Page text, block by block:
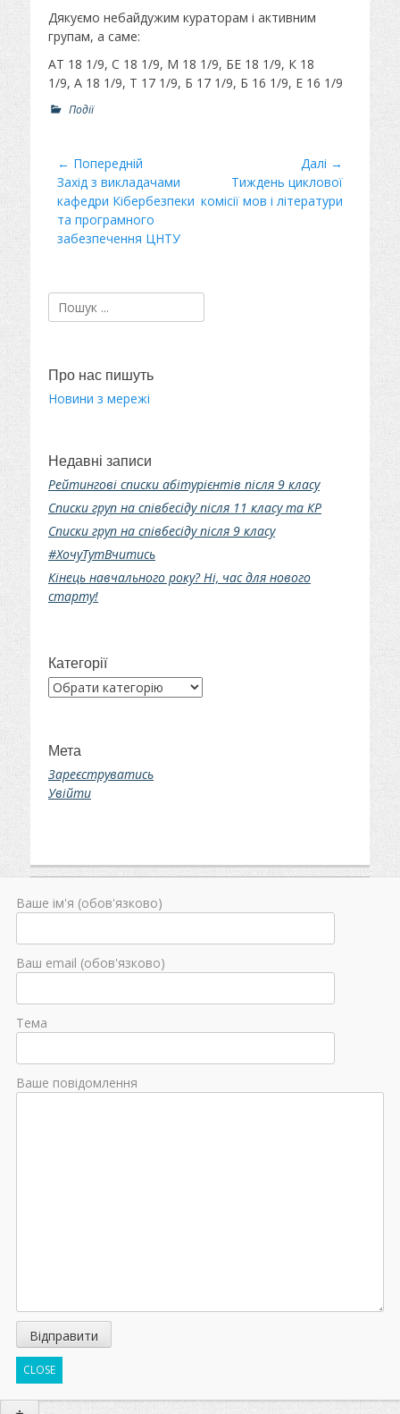
Дякуємо небайдужим кураторам і активним
групам, а саме:
АТ 18 1/9, С 18 1/9, М 18 1/9, БЕ 18 1/9, К 18
1/9, А 18 1/9, Т 17 1/9, Б 17 1/9, Б 16 1/9, Е 16 1/9
Р
Події
Навігація
записів
← Попередній
Минулий
пост
Захід з викладачами
кафедри Кібербезпеки
та програмного
забезпечення ЦНТУ
Далі →
Наступний
пост:
Тиждень циклової
комісії мов і літератури
Пошук:
Про нас пишуть
Новини з мережі
Недавні записи
Рейтингові списки абітурієнтів після 9 класу
Списки груп на співбесіду після 11 класу та КР
Списки груп на співбесіду після 9 класу
#ХочуТутВчитись
Кінець навчального року? Ні, час для нового
старту!
Категорії
Категорії
Мета
Зареєструватись
Увійти
Ваше ім'я (обов'язково)
Ваш email (обов'язково)
Тема
Ваше повідомлення
CLOSE